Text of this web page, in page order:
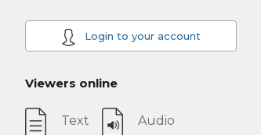
Login to your account
Viewers online
Text Audio